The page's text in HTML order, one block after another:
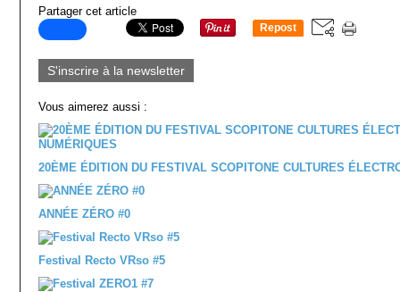
Partager cet article
Repost
S'inscrire à la newsletter
Vous aimerez aussi :
20ÈME ÉDITION DU FESTIVAL SCOPITONE CULTURES
ANNÉE ZÉRO #0
Festival Recto VRso #5